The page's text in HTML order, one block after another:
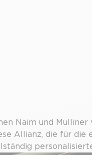
Naim und
Allianz, die für